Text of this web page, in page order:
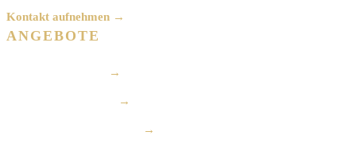
Kontakt aufnehmen →
ANGEBOTE
→
→
→